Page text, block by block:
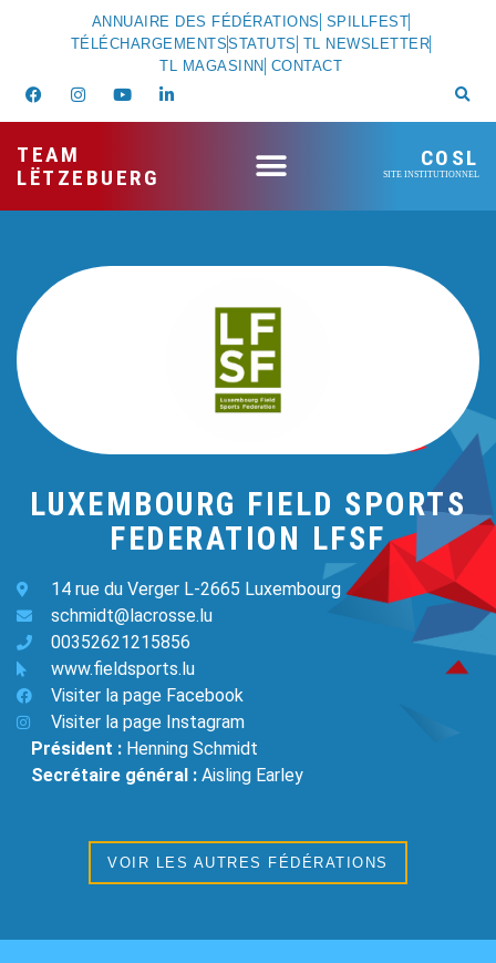
ANNUAIRE DES FÉDÉRATIONS SPILLFEST
TÉLÉCHARGEMENTSSTATUTS TL NEWSLETTER
TL MAGASINN CONTACT
TEAM
LËTZEBUERG
COSL
SITE INSTITUTIONNEL
LUXEMBOURG FIELD SPORTS
FEDERATION LFSF
14 rue du Verger L-2665 Luxembourg
schmidt@lacrosse.lu
00352621215856
www.fieldsports.lu
Visiter la page Facebook
Visiter la page Instagram
Président : Henning Schmidt
Secrétaire général : Aisling Earley
VOIR LES AUTRES FÉDÉRATIONS